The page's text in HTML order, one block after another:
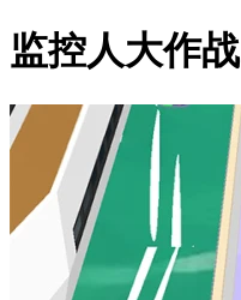
监控人大作战